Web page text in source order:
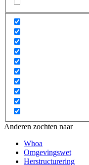
Anderen zochten naar
Whoa
Omgevingswet
Herstructurering